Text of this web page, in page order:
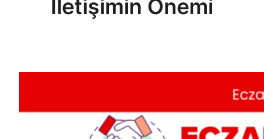
İletişimin Önemi